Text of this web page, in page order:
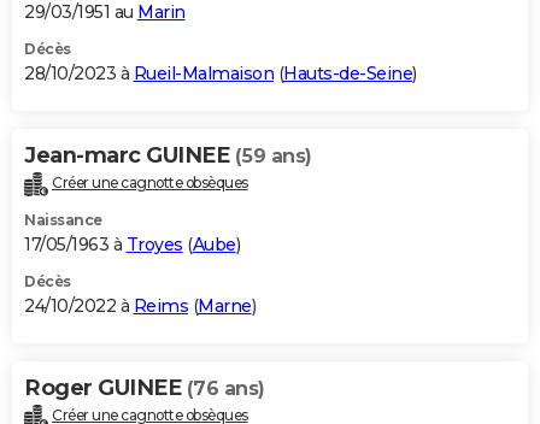
29/03/1951 au Marin
Décès
28/10/2023 à Rueil-Malmaison (Hauts-de-Seine)
Jean-marc GUINEE (59 ans)
Créer une cagnotte obsèques
Naissance
17/05/1963 à Troyes (Aube)
Décès
24/10/2022 à Reims (Marne)
Roger GUINEE (76 ans)
Créer une cagnotte obsèques